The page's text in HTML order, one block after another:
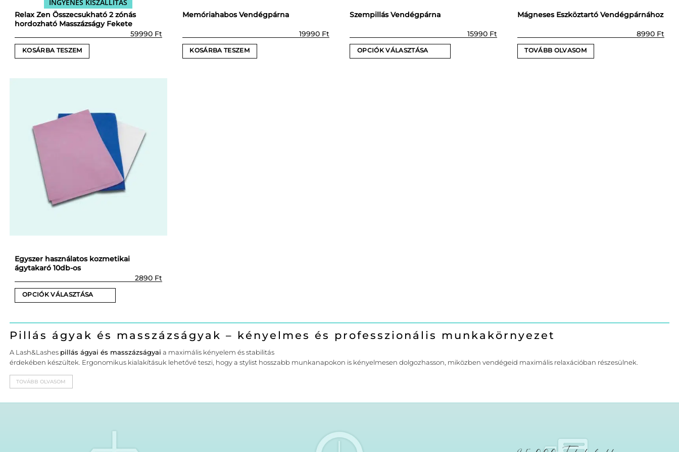
INGYENES KISZÁLLÍTÁS
Relax Zen Összecsukható 2 zónás
hordozható Masszázságy Fekete
59990 Ft
KOSÁRBA TESZEM
Memóriahabos Vendégpárna
19990 Ft
KOSÁRBA TESZEM
Szempillás Vendégpárna
15990 Ft
OPCIÓK VÁLASZTÁSA
Mágneses Eszköztartó Vendégpárnához
8990 Ft
TOVÁBB OLVASOM
Egyszer használatos kozmetikai
ágytakaró 10db-os
2890 Ft
OPCIÓK VÁLASZTÁSA
terméknek
variációja
van.
A
változatok
Pillás ágyak és masszázságyak – kényelmes és professzionális munkakörnyezet
A Lash&Lashes pillás ágyai és masszázságyai a maximális kényelem és stabilitás
érdekében készültek. Ergonomikus kialakításuk lehetővé teszi, hogy a stylist hosszabb munkanapokon is kényelmesen dolgozhasson, miközben vendégeid maximális relaxációban részesülnek.
TOVÁBB OLVASOM